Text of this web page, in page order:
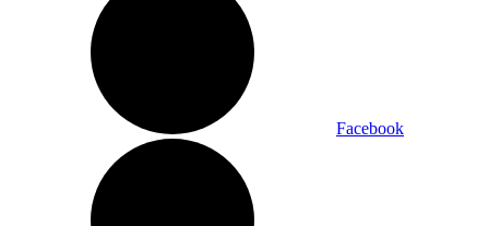
Facebook